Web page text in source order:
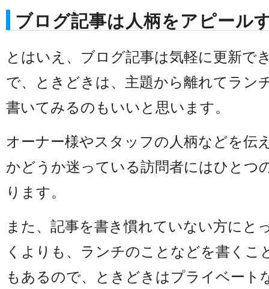
ブログ記事は人柄をアピール
とはいえ、ブログ記事は気軽に更新で
で、ときどきは、主題から離れてラン
書いてみるのもいいと思います。
オーナー様やスタッフの人柄などを伝
かどうか迷っている訪問者にはひとつ
ります。
また、記事を書き慣れていない方にと
くよりも、ランチのことなどを書くこ
もあるので、ときどきはプライベート